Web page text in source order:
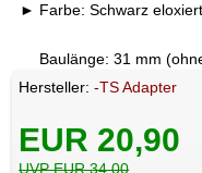
Farbe: Schwarz
Baulänge: 31 mm
Hersteller:-TS Adapter
EUR 20,90
UVP EUR 34,00